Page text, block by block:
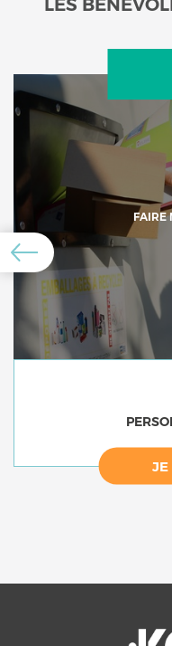
LES
FAIRE
JE